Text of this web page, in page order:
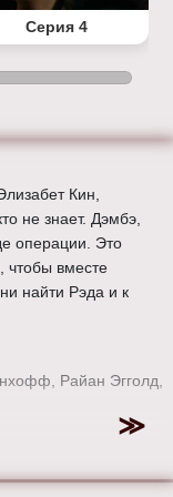
Серия 4
Кин,
не знает. Дэмбэ,
операции. Это
чтобы вместе
найти Рэда и к
Райан Эгголд,